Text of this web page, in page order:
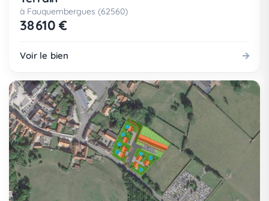
à Fauquembergues (62560)
38 610 €
Voir le bien